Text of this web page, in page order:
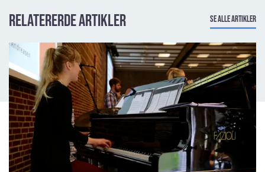
Relatererde artikler Se alle artikler